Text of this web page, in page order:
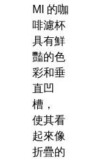
MI 的咖
啡濾杯
具有鮮
豔的色
彩和垂
直凹
槽，
使其看
起來像
折疊的